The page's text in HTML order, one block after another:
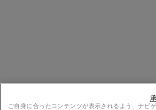
ご自身に合ったコンテンツが表示されるよう、ナビ